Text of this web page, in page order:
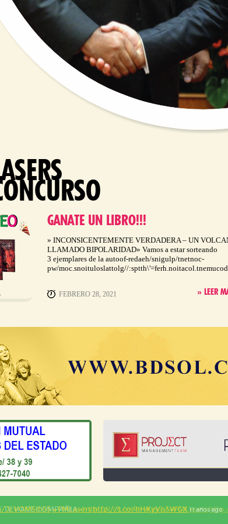
GANATE UN LIBRO!!!
» INCONSICENTEMENTE VERDADERA – UN
LLAMADO BIPOLARIDAD» Vamos a estar sorteando
3 ejemplares de la autoof-redaeh/snigulp/tnetnoc-
pw/moc.snoituloslattolg//
FEBRERO 28, 2021 » LEER
TE HACE COMPAÑIA -http://t.co/rmdrvkzyJv#FMLasers